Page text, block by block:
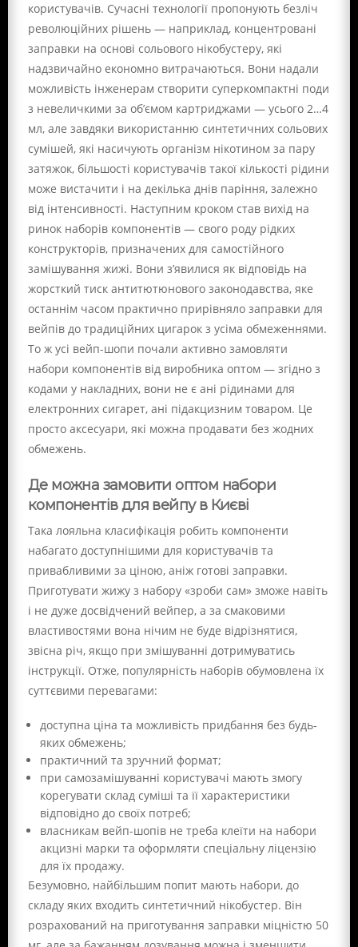
користувачів. Сучасні технології пропонують безліч
революційних рішень — наприклад, концентровані
заправки на основі сольового нікобустеру, які
надзвичайно економно витрачаються. Вони надали
можливість інженерам створити суперкомпактні поди
з невеличкими за об’ємом картриджами — усього 2…4
мл, але завдяки використанню синтетичних сольових
сумішей, які насичують організм нікотином за пару
затяжок, більшості користувачів такої кількості рідини
може вистачити і на декілька днів паріння, залежно
від інтенсивності. Наступним кроком став вихід на
ринок наборів компонентів — свого роду рідких
конструкторів, призначених для самостійного
замішування жижі. Вони з’явилися як відповідь на
жорсткий тиск антитютюнового законодавства, яке
останнім часом практично прирівняло заправки для
вейпів до традиційних цигарок з усіма обмеженнями.
То ж усі вейп-шопи почали активно замовляти
набори компонентів від виробника оптом — згідно з
кодами у накладних, вони не є ані рідинами для
електронних сигарет, ані підакцизним товаром. Це
просто аксесуари, які можна продавати без жодних
обмежень.
Де можна замовити оптом набори
компонентів для вейпу в Києві
Така лояльна класифікація робить компоненти
набагато доступнішими для користувачів та
привабливими за ціною, аніж готові заправки.
Приготувати жижу з набору «зроби сам» зможе навіть
і не дуже досвідчений вейпер, а за смаковими
властивостями вона нічим не буде відрізнятися,
звісна річ, якщо при змішуванні дотримуватись
інструкції. Отже, популярність наборів обумовлена їх
суттєвими перевагами:
доступна ціна та можливість придбання без будь-
яких обмежень;
практичний та зручний формат;
при самозамішуванні користувачі мають змогу
корегувати склад суміші та її характеристики
відповідно до своїх потреб;
власникам вейп-шопів не треба клеїти на набори
акцизні марки та оформляти спеціальну ліцензію
для їх продажу.
Безумовно, найбільшим попит мають набори, до
складу яких входить синтетичний нікобустер. Він
розрахований на приготування заправки міцністю 50